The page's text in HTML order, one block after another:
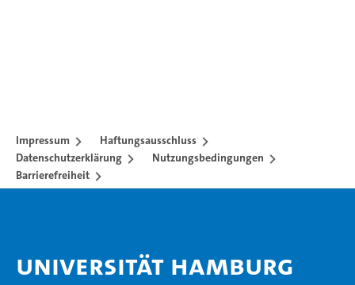
Impressum
Haftungsausschluss
Datenschutzerklärung
Nutzungsbedingungen
Barrierefreiheit
Universität Hamburg